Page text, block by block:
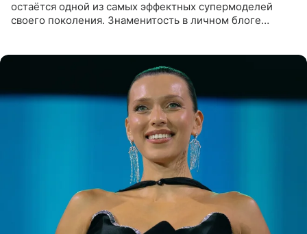
остаётся одной из самых эффектных супермоделей
своего поколения. Знаменитость в личном блоге